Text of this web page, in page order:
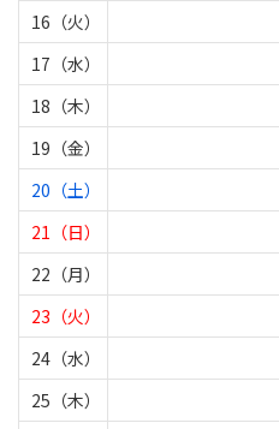
16（火）
17（水）
18（木）
19（金）
20（土）
21（日）
22（月）
23（火）
24（水）
25（木）